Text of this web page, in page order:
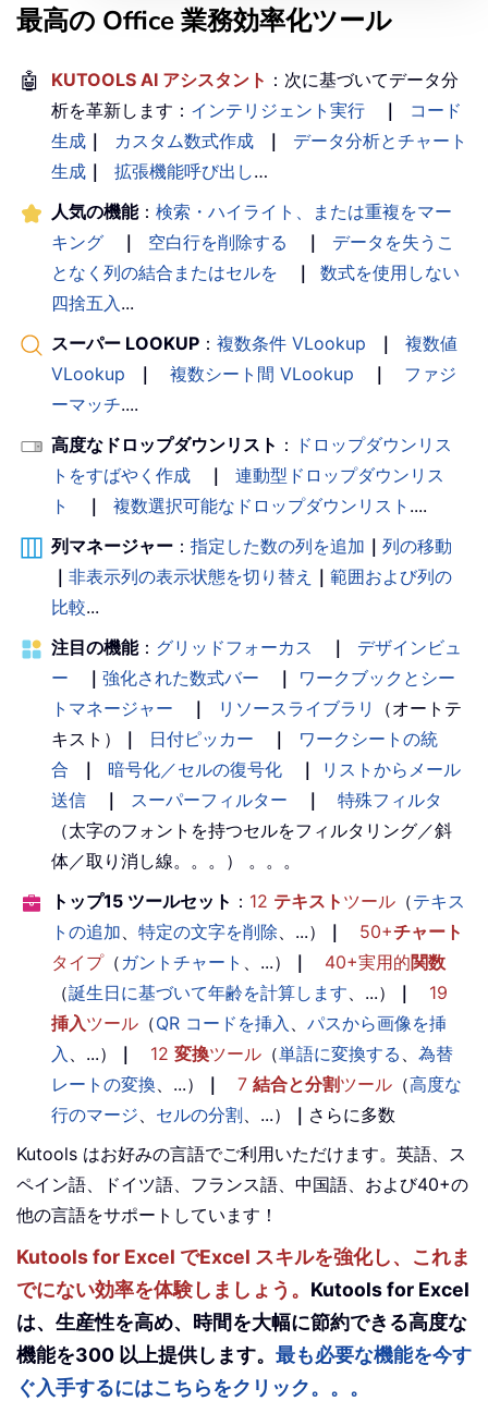
最高の Office 業務効率化ツール
🤖 KUTOOLS AI アシスタント ：次に基づいてデータ分
析を革新します： インテリジェント実行 ｜
コード
生成 ｜ カスタム数式作成 ｜
データ分析とチャート
生成 ｜ 拡張機能呼び出し…
人気の機能： 検索・ハイライト、または重複をマー
キング
｜ 空白行を削除する ｜
データを失うこ
となく列の結合またはセルを
｜
数式を使用しない
四捨五入...
スーパー LOOKUP ： 複数条件 VLookup ｜
複数値
VLookup
｜ 複数シート間 VLookup ｜
ファジ
ーマッチ....
高度なドロップダウンリスト ： ドロップダウンリス
トをすばやく作成
｜
連動型ドロップダウンリス
ト
｜ 複数選択可能なドロップダウンリスト ....
列マネージャー ： 指定した数の列を追加 ｜ 列の移動
｜ 非表示列の表示状態を切り替え ｜ 範囲および列の
比較...
注目の機能： グリッドフォーカス ｜
デザインビュ
ー
｜ 強化された数式バー ｜
ワークブックとシー
トマネージャー
｜ リソースライブラリ
（オートテ
キスト）
｜ 日付ピッカー ｜
ワークシートの統
合
｜ 暗号化／セルの復号化 ｜
リストからメール
送信
｜ スーパーフィルター ｜
特殊フィルタ
（太字のフォントを持つセルをフィルタリング／斜
体／取り消し線。。。） 。。。
トップ15 ツールセット ： 12 テキスト ツール （テキス
トの追加、 特定の文字を削除、...） ｜ 50+チャート
タイプ（ ガントチャート 、...） ｜ 40+実用的関数
（誕生日に基づいて年齢を計算します、...） ｜
19
挿入ツール （QR コードを挿入 、 パスから画像を挿
入 、...） ｜ 12 変換ツール （単語に変換する 、 為替
レートの変換、...） ｜ 7 結合と分割ツール （高度な
行のマージ、 セルの分割、...） ｜ さらに多数
Kutools はお好みの言語でご利用いただけます。英語、ス
ペイン語、ドイツ語、フランス語、中国語、および40+の
他の言語をサポートしています！
Kutools for Excel でExcel スキルを強化し、これま
でにない効率を体験しましょう。 Kutools for Excel
は、生産性を高め、時間を大幅に節約できる高度な
機能を300 以上提供します。 最も必要な機能を今す
ぐ入手するにはこちらをクリック。。。